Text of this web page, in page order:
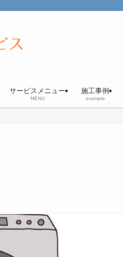
サービスメニュー
MENU
施工事例
example